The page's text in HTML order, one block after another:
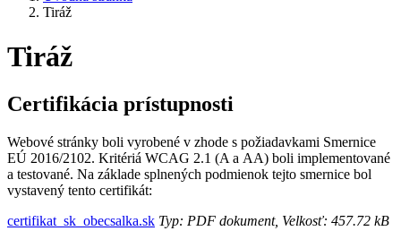
Tiráž
Tiráž
Certifikácia prístupnosti
Webové stránky boli vyrobené v zhode s požiadavkami Smernice
EÚ 2016/2102. Kritériá WCAG 2.1 (A a AA) boli implementované
a testované. Na základe splnených podmienok tejto smernice bol
vystavený tento certifikát:
certifikat_sk_obecsalka.sk Typ: PDF dokument, Velkosť: 457.72 kB